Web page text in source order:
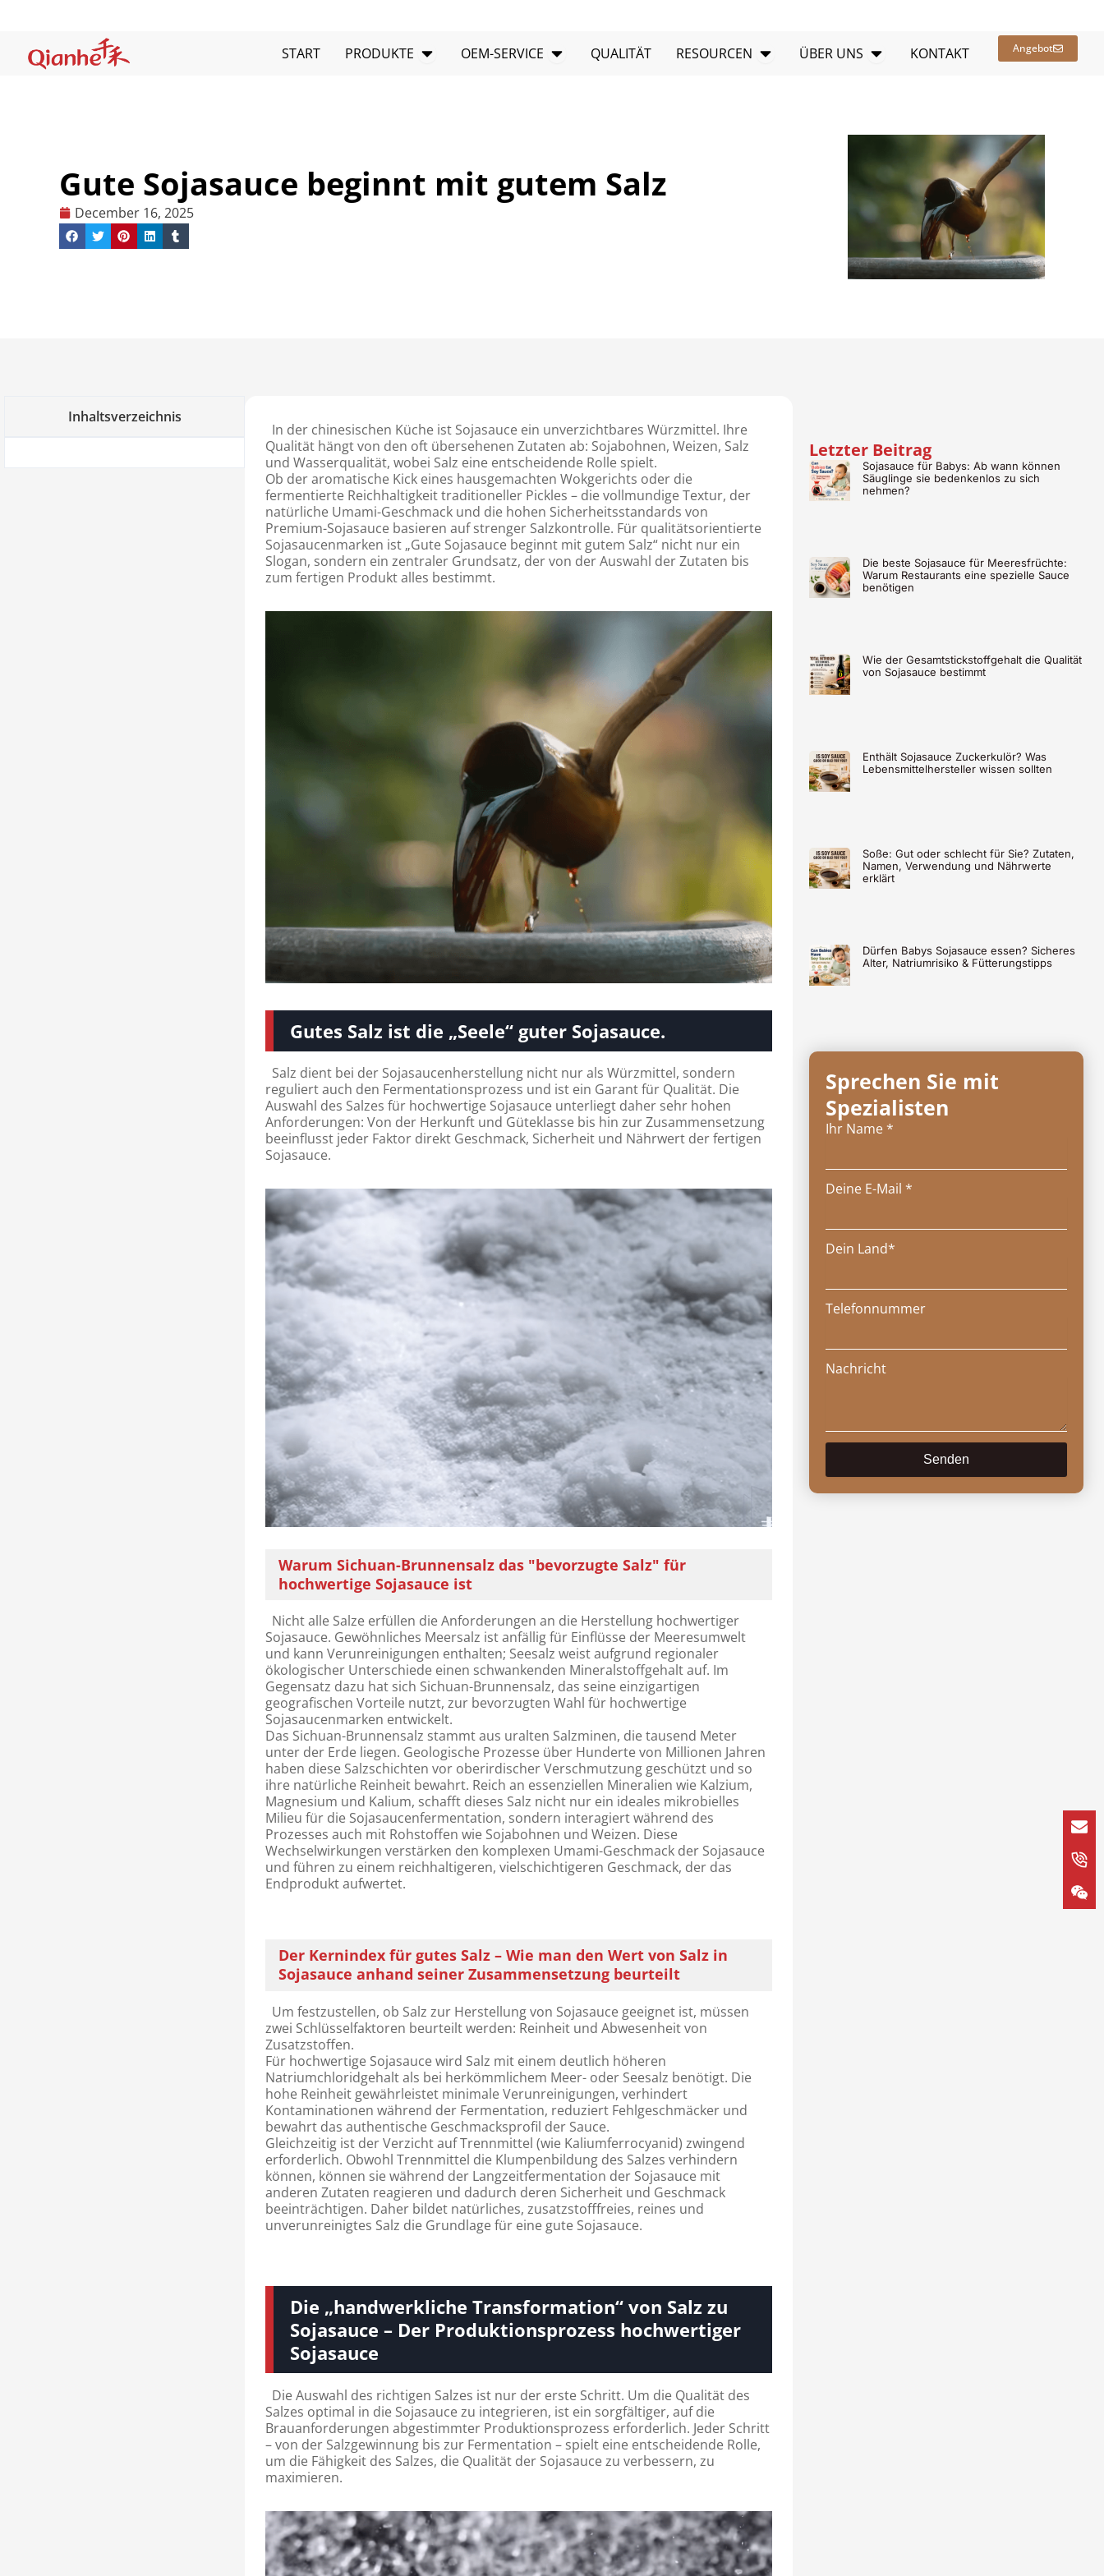
START
PRODUKTE PRODUKTE öffnen
OEM-SERVICE Offener OEM-Service
QUALITÄT RESOURCEN Offene Ressourcen
ÜBER UNS Öffnen ÜBER UNS
KONTAKT Angebot
Gute Sojasauce beginnt mit gutem Salz
December 16, 2025
Inhaltsverzeichnis
In der chinesischen Küche ist Sojasauce ein unverzichtbares Würzmittel. Ihre
Qualität hängt von den oft übersehenen Zutaten ab: Sojabohnen, Weizen, Salz
und Wasserqualität, wobei Salz eine entscheidende Rolle spielt.
Ob der aromatische Kick eines hausgemachten Wokgerichts oder die
fermentierte Reichhaltigkeit traditioneller Pickles – die vollmundige Textur, der
natürliche Umami-Geschmack und die hohen Sicherheitsstandards von
Premium-Sojasauce basieren auf strenger Salzkontrolle. Für qualitätsorientierte
Sojasaucenmarken ist „Gute Sojasauce beginnt mit gutem Salz“ nicht nur ein
Slogan, sondern ein zentraler Grundsatz, der von der Auswahl der Zutaten bis
zum fertigen Produkt alles bestimmt.
Gutes Salz ist die „Seele“ guter Sojasauce.
Salz dient bei der Sojasaucenherstellung nicht nur als Würzmittel, sondern
reguliert auch den Fermentationsprozess und ist ein Garant für Qualität. Die
Auswahl des Salzes für hochwertige Sojasauce unterliegt daher sehr hohen
Anforderungen: Von der Herkunft und Güteklasse bis hin zur Zusammensetzung
beeinflusst jeder Faktor direkt Geschmack, Sicherheit und Nährwert der fertigen
Sojasauce.
Warum Sichuan-Brunnensalz das "bevorzugte Salz" für
hochwertige Sojasauce ist
Nicht alle Salze erfüllen die Anforderungen an die Herstellung hochwertiger
Sojasauce. Gewöhnliches Meersalz ist anfällig für Einflüsse der Meeresumwelt
und kann Verunreinigungen enthalten; Seesalz weist aufgrund regionaler
ökologischer Unterschiede einen schwankenden Mineralstoffgehalt auf. Im
Gegensatz dazu hat sich Sichuan-Brunnensalz, das seine einzigartigen
geografischen Vorteile nutzt, zur bevorzugten Wahl für hochwertige
Sojasaucenmarken entwickelt.
Das Sichuan-Brunnensalz stammt aus uralten Salzminen, die tausend Meter
unter der Erde liegen. Geologische Prozesse über Hunderte von Millionen Jahren
haben diese Salzschichten vor oberirdischer Verschmutzung geschützt und so
ihre natürliche Reinheit bewahrt. Reich an essenziellen Mineralien wie Kalzium,
Magnesium und Kalium, schafft dieses Salz nicht nur ein ideales mikrobielles
Milieu für die Sojasaucenfermentation, sondern interagiert während des
Prozesses auch mit Rohstoffen wie Sojabohnen und Weizen. Diese
Wechselwirkungen verstärken den komplexen Umami-Geschmack der Sojasauce
und führen zu einem reichhaltigeren, vielschichtigeren Geschmack, der das
Endprodukt aufwertet.
Der Kernindex für gutes Salz – Wie man den Wert von Salz in
Sojasauce anhand seiner Zusammensetzung beurteilt
Um festzustellen, ob Salz zur Herstellung von Sojasauce geeignet ist, müssen
zwei Schlüsselfaktoren beurteilt werden: Reinheit und Abwesenheit von
Zusatzstoffen.
Für hochwertige Sojasauce wird Salz mit einem deutlich höheren
Natriumchloridgehalt als bei herkömmlichem Meer- oder Seesalz benötigt. Die
hohe Reinheit gewährleistet minimale Verunreinigungen, verhindert
Kontaminationen während der Fermentation, reduziert Fehlgeschmäcker und
bewahrt das authentische Geschmacksprofil der Sauce.
Gleichzeitig ist der Verzicht auf Trennmittel (wie Kaliumferrocyanid) zwingend
erforderlich. Obwohl Trennmittel die Klumpenbildung des Salzes verhindern
können, können sie während der Langzeitfermentation der Sojasauce mit
anderen Zutaten reagieren und dadurch deren Sicherheit und Geschmack
beeinträchtigen. Daher bildet natürliches, zusatzstofffreies, reines und
unverunreinigtes Salz die Grundlage für eine gute Sojasauce.
Die „handwerkliche Transformation“ von Salz zu
Sojasauce – Der Produktionsprozess hochwertiger
Sojasauce
Die Auswahl des richtigen Salzes ist nur der erste Schritt. Um die Qualität des
Salzes optimal in die Sojasauce zu integrieren, ist ein sorgfältiger, auf die
Brauanforderungen abgestimmter Produktionsprozess erforderlich. Jeder Schritt
– von der Salzgewinnung bis zur Fermentation – spielt eine entscheidende Rolle,
um die Fähigkeit des Salzes, die Qualität der Sojasauce zu verbessern, zu
maximieren.
Letzter Beitrag
Sojasauce für Babys: Ab wann können
Säuglinge sie bedenkenlos zu sich
nehmen?
Die beste Sojasauce für Meeresfrüchte:
Warum Restaurants eine spezielle Sauce
benötigen
Wie der Gesamtstickstoffgehalt die Qualität
von Sojasauce bestimmt
Enthält Sojasauce Zuckerkulör? Was
Lebensmittelhersteller wissen sollten
Soße: Gut oder schlecht für Sie? Zutaten,
Namen, Verwendung und Nährwerte
erklärt
Dürfen Babys Sojasauce essen? Sicheres
Alter, Natriumrisiko & Fütterungstipps
Sprechen Sie mit
Spezialisten
Ihr Name *
Deine E-Mail *
Dein Land*
Telefonnummer
Nachricht
Senden